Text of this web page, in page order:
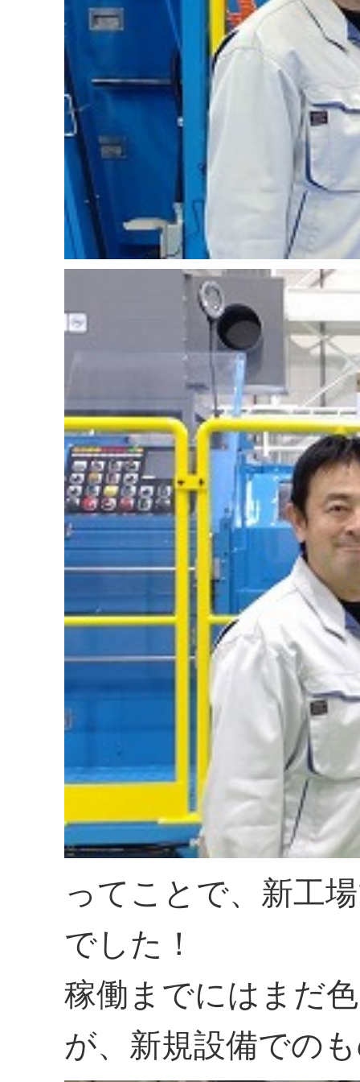
ってことで、新工
でした！
稼働までにはまだ
が、新規設備での